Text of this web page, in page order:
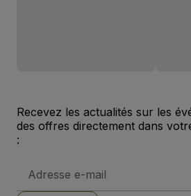
Recevez les actualités sur les
des offres directement dans
:
e-